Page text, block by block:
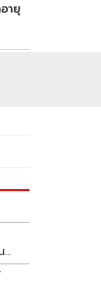
ายุ